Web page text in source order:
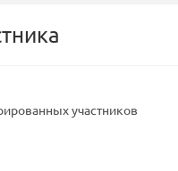
участников